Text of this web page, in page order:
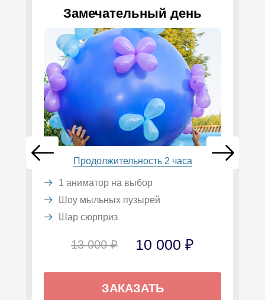
Замечательный день
Продолжительность 2 часа
1 аниматор на выбор
Шоу мыльных пузырей
Шар сюрприз
13 000 ₽ 10 000 ₽
ЗАКАЗАТЬ